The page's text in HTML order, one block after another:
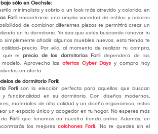
sólo en Oechsle:
minimalista y sobrio o un look más atrevido y colorido, en
Forli encontrarás una amplia variedad de estilos y colores
de combinar diferentes piezas te permitirá crear un
en tu dormitorio. Ya sea que estés buscando renovar tu
simplemente añadir algunos muebles nuevos, esta tienda te
precio. Por ello, al momento de realizar tu compra,
que el precio de los dormitorios Forli dependerá de las
Aprovecha las ofertas Cyber Days y compra hoy
en oferta.
de dormitorio Forli:
Forli son la elección perfecta para aquellos que buscan
funcionalidad en su dormitorio. Con diseños modernos,
materiales de alta calidad y un diseño ergonómico, estos
un espacio único y acogedor en tu hogar. No esperes más
Forli que tenemos en nuestra tienda online. Además, en
los mejores colchones Forli. ¡No te quedes sin el